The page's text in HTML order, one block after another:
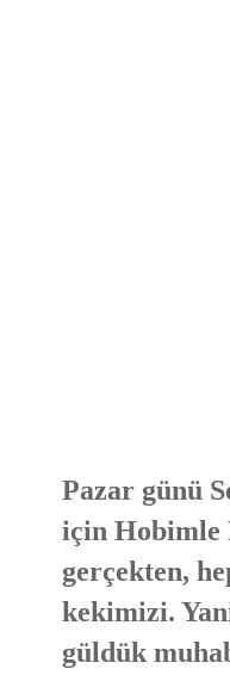
Pazar günü
için Hobimle
gerçekten,
kekimizi.
güldük